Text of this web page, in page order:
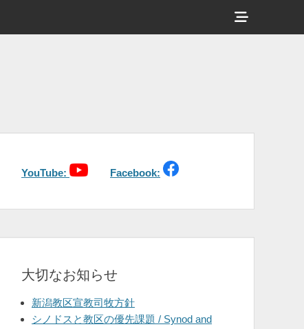
ヘ
ッ
ン
YouTube: Facebook:
大切なお知らせ
新潟教区宣教司牧方針
シノドスと教区の優先課題 / Synod and